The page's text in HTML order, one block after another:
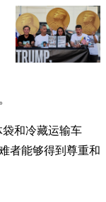
和冷藏运输车
者能够得到尊重和